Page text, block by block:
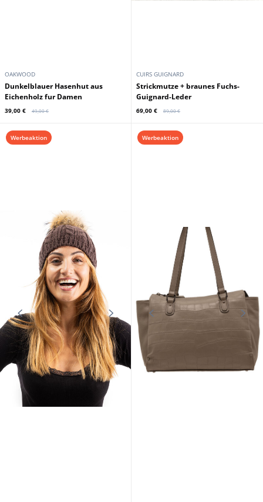
OAKWOOD
Dunkelblauer Hasenhut aus
Eichenholz fur Damen
39,00 € 49,00 €
CUIRS GUIGNARD
Strickmutze + braunes Fuchs-
Guignard-Leder
69,00 € 89,00 €
Werbeaktion Werbeaktion